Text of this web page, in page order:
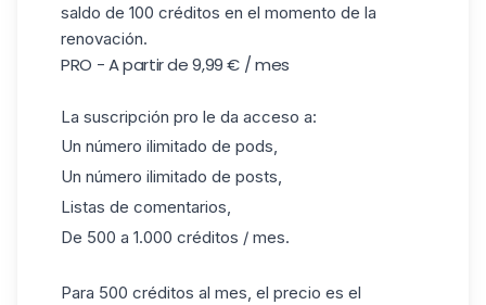
saldo de 100 créditos en el momento de la
renovación.
PRO - A partir de 9,99 € / mes
La suscripción pro le da acceso a:
Un número ilimitado de pods,
Un número ilimitado de posts,
Listas de comentarios,
De 500 a 1.000 créditos / mes.
Para 500 créditos al mes, el precio es el